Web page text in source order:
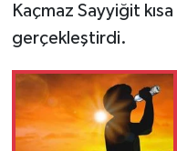
Kaçmaz Sayyiğit
gerçekleştirdi.